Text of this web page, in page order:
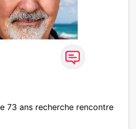
73 ans recherche rencontre